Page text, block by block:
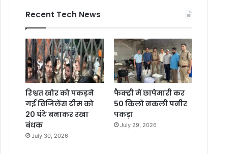
Recent Tech News
रिश्वत खोर को पकड़ने
गई विजिलेंस टीम को
20 घंटे बनाकर रखा
बंधक
July 30, 2026
फैक्ट्री में छापेमारी कर
50 किलो नकली पनीर
पकड़ा
July 29, 2026